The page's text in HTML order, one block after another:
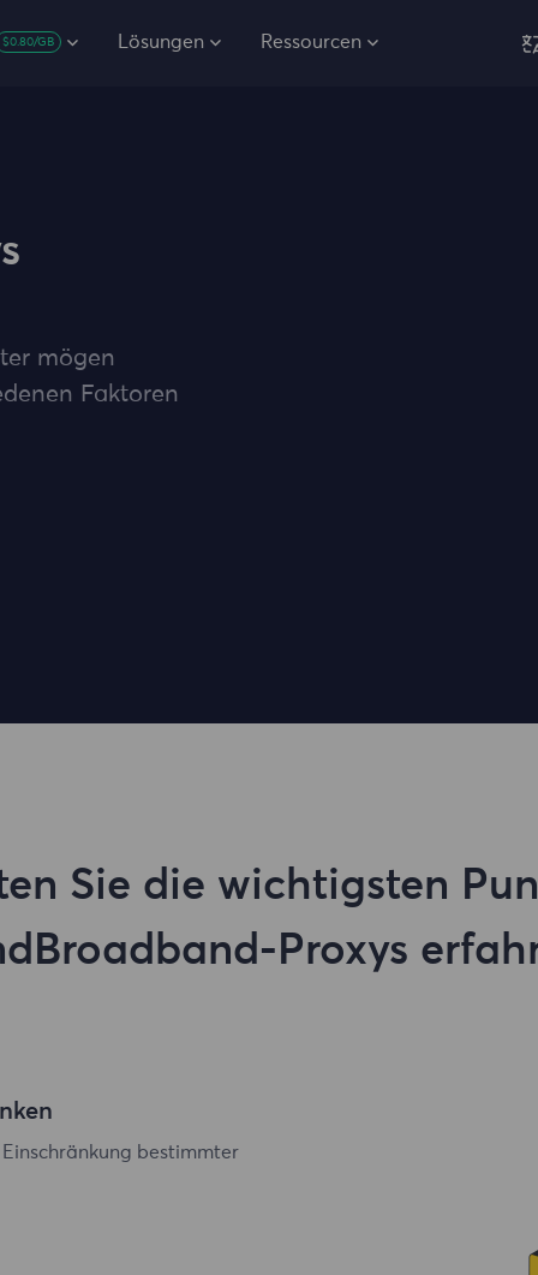
$0.80/GB Lösungen Ressourcen
mögen
Faktoren
Sie die wichtigsten
Proxys
Einschränkung bestimmter